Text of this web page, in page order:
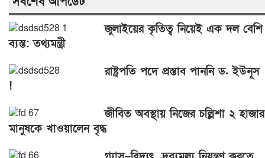
জুলাইয়ের কৃতিত্ব নিয়েই এক দল বেশি
ব্যস্ত: তথ্যমন্ত্রী
রাষ্ট্রপতি পদে প্রস্তাব পাননি ড. ইউনূস
!
জীবিত অবস্থায় নিজের চল্লিশা ২ হাজার
মানুষকে খাওয়ালেন বৃদ্ধ